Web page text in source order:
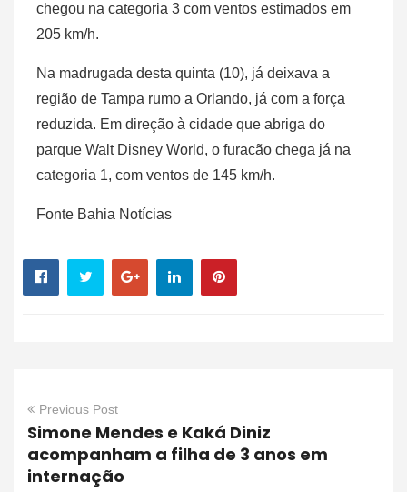
chegou na categoria 3 com ventos estimados em
205 km/h.
Na madrugada desta quinta (10), já deixava a
região de Tampa rumo a Orlando, já com a força
reduzida. Em direção à cidade que abriga do
parque Walt Disney World, o furacão chega já na
categoria 1, com ventos de 145 km/h.
Fonte Bahia Notícias
Previous Post
Simone Mendes e Kaká Diniz
acompanham a filha de 3 anos em
internação